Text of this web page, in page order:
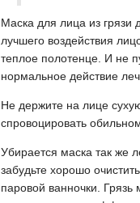
Маска для лица из грязи
лучшего воздействия
теплое полотенце. И не
нормальное действие
Не держите на лице
спровоцировать
Убирается маска так же
забудьте хорошо
паровой ванночки.